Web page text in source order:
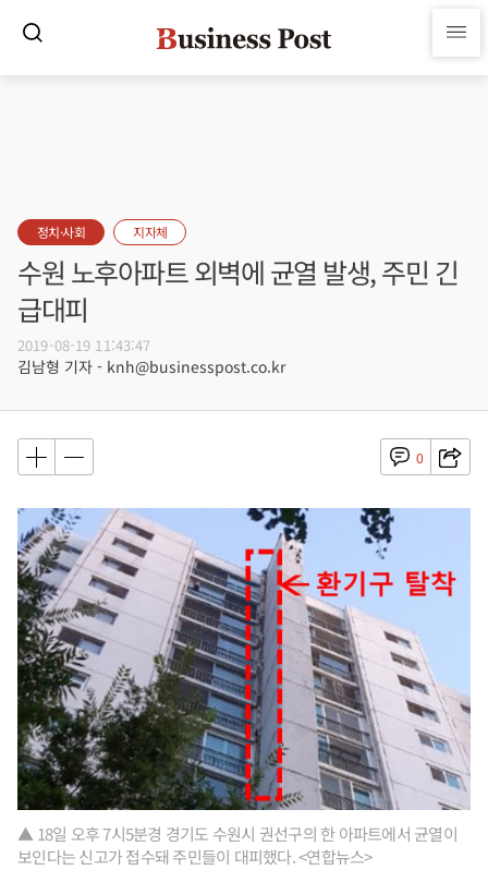
정치·사회 지자체
수원 노후아파트 외벽에 균열 발생, 주민 긴
급대피
2019-08-19 11:43:47
김남형 기자 - knh@businesspost.co.kr
0
▲ 18일 오후 7시5분경 경기도 수원시 권선구의 한 아파트에서 균열이
보인다는 신고가 접수돼 주민들이 대피했다. <연합뉴스>